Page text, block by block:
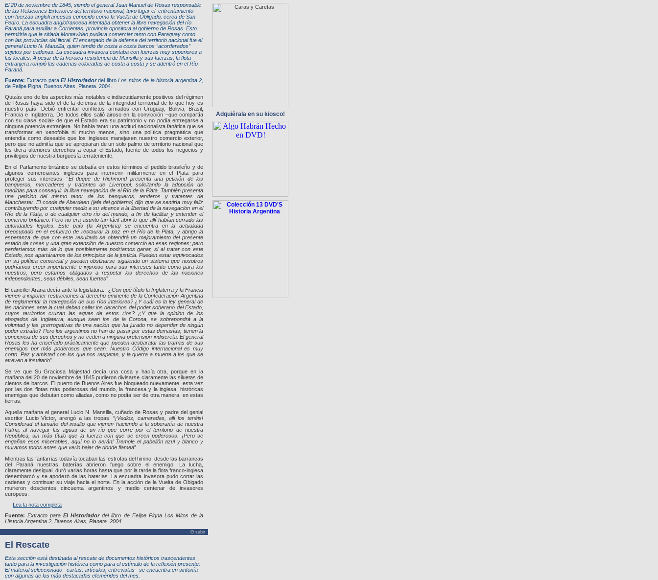
Adquiérala en su kiosco!
El 20 de noviembre de 1845, siendo el general Juan Manuel de Rosas responsable
de las Relaciones Exteriores del territorio nacional, tuvo lugar el enfrentamiento
con fuerzas anglofrancesas conocido como la Vuelta de Obligado, cerca de San
Pedro. La escuadra anglofrancesa intentaba obtener la libre navegación del río
Paraná para auxiliar a Corrientes, provincia opositora al gobierno de Rosas. Esto
permitiría que la sitiada Montevideo pudiera comerciar tanto con Paraguay como
con las provincias del litoral. El encargado de la defensa del territorio nacional fue el
general Lucio N. Mansilla, quien tendió de costa a costa barcos “acorderados”
sujetos por cadenas. La escuadra invasora contaba con fuerzas muy superiores a
las locales. A pesar de la heroica resistencia de Mansilla y sus fuerzas, la flota
extranjera rompió las cadenas colocadas de costa a costa y se adentró en el Río
Paraná.
Fuente: Extracto paraEl Historiadordel libroLos mitos de la historia argentina 2
de Felipe Pigna, Buenos Aires, Planeta. 2004.
Quizás uno de los aspectos más notables e indiscutidamente positivos del régimen
de Rosas haya sido el de la defensa de la integridad territorial de lo que hoy es
nuestro país. Debió enfrentar conflictos armados con Uruguay, Bolivia, Brasil,
Francia e Inglaterra. De todos ellos salió airoso en la convicción –que compartía
con su clase social- de que el Estado era su patrimonio y no podía entregarse a
ninguna potencia extranjera. No había tanto una actitud nacionalista fanática que se
transformar en xenofobia ni mucho menos, sino una política pragmática que
entendía como deseable que los ingleses manejasen nuestro comercio exterior,
pero que no admitía que se apropiaran de un solo palmo de territorio nacional que
les diera ulteriores derechos a copar el Estado, fuente de todos los negocios y
privilegios de nuestra burguesía terrateniente.
En el Parlamento británico se debatía en estos términos el pedido brasileño y de
algunos comerciantes ingleses para intervenir militarmente en el Plata para
proteger sus intereses: “El duque de Richmond presenta una petición de los
banqueros, mercaderes y tratantes de Liverpool, solicitando la adopción de
medidas para conseguir la libre navegación de el Río de la Plata. También presenta
una petición del mismo tenor de los banqueros, tenderos y tratantes de
Manchester. El conde de Aberdeen (jefe del gobierno) dijo que se sentiría muy feliz
contribuyendo por cualquier medio a su alcance a la libertad de la navegación en el
Río de la Plata, o de cualquier otro río del mundo, a fin de facilitar y extender el
comercio británico. Pero no era asunto tan fácil abrir lo que allí habían cerrado las
autoridades legales. Este país (la Argentina) se encuentra en la actualidad
preocupado en el esfuerzo de restaurar la paz en el Río de la Plata, y abrigo la
esperanza de que con este resultado se obtendrá un mejoramiento del presente
estado de cosas y una gran extensión de nuestro comercio en esas regiones; pero
perderíamos más de lo que posiblemente podríamos ganar, si al tratar con este
Estado, nos apartáramos de los principios de la justicia. Pueden estar equivocados
en su política comercial y pueden obstinarse siguiendo un sistema que nosotros
podríamos creer impertinente e injurioso para sus intereses tanto como para los
nuestros, pero estamos obligados a respetar los derechos de las naciones
independientes, sean débiles, sean fuertes”.
El canciller Arana decía ante la legislatura: “¿Con qué título la Inglaterra y la Francia
vienen a imponer restricciones al derecho eminente de la Confederación Argentina
de reglamentar la navegación de sus ríos interiores? ¿Y cuál es la ley general de
las naciones ante la cual deben callar los derechos del poder soberano del Estado,
cuyos territorios cruzan las aguas de estos ríos? ¿Y que la opinión de los
abogados de Inglaterra, aunque sean los de la Corona, se sobrepondrá a la
voluntad y las prerrogativas de una nación que ha jurado no depender de ningún
poder extraño? Pero los argentinos no han de pasar por estas demasías; tienen la
conciencia de sus derechos y no ceden a ninguna pretensión indiscreta. El general
Rosas les ha enseñado prácticamente que pueden desbaratar las tramas de sus
enemigos por más poderosos que sean. Nuestro Código internacional es muy
corto. Paz y amistad con los que nos respetan, y la guerra a muerte a los que se
atreven a insultarlo”.
Se ve que Su Graciosa Majestad decía una cosa y hacía otra, porque en la
mañana del 20 de noviembre de 1845 pudieron divisarse claramente las siluetas de
cientos de barcos. El puerto de Buenos Aires fue bloqueado nuevamente, esta vez
por las dos flotas más poderosas del mundo, la francesa y la inglesa, históricas
enemigas que debutan como aliadas, como no podía ser de otra manera, en estas
tierras.
Aquella mañana el general Lucio N. Mansilla, cuñado de Rosas y padre del genial
escritor Lucio Víctor, arengó a las tropas: “¡Vedlos, camaradas, allí los tenéis!
Considerad el tamaño del insulto que vienen haciendo a la soberanía de nuestra
Patria, al navegar las aguas de un río que corre por el territorio de nuestra
República, sin más título que la fuerza con que se creen poderosos. ¡Pero se
engañan esos miserables, aquí no lo serán! Tremole el pabellón azul y blanco y
muramos todos antes que verlo bajar de donde flamea”.
Mientras las fanfarrias todavía tocaban las estrofas del himno, desde las barrancas
del Paraná nuestras baterías abrieron fuego sobre el enemigo. La lucha,
claramente desigual, duró varias horas hasta que por la tarde la flota franco-inglesa
desembarcó y se apoderó de las baterías. La escuadra invasora pudo cortar las
cadenas y continuar su viaje hacia el norte. En la acción de la Vuelta de Obigado
murieron doscientos cincuenta argentinos y medio centenar de invasores
europeos.
Lea la nota completa
Fuente: Extracto paraEl Historiadordel libro de Felipe Pigna Los Mitos de la
Historia Argentina 2 , Buenos Aires, Planeta. 2004
Θ subir
El Rescate
Esta sección está destinada al rescate de documentos históricos trascendentes
tanto para la investigación histórica como para el estímulo de la reflexión presente.
El material seleccionado –cartas, artículos, entrevistas– se encuentra en sintonía
con algunas de las más destacadas efemérides del mes.